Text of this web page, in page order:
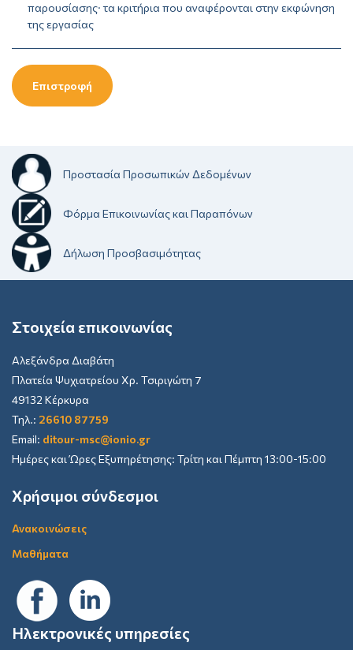
παρουσίασης· τα κριτήρια που αναφέρονται στην εκφώνηση
της εργασίας
Επιστροφή
Προστασία Προσωπικών Δεδομένων
Φόρμα Επικοινωνίας και Παραπόνων
Δήλωση Προσβασιμότητας
Στοιχεία επικοινωνίας
Αλεξάνδρα Διαβάτη
Πλατεία Ψυχιατρείου Χρ. Τσιριγώτη 7
49132 Κέρκυρα
Τηλ.: 26610 87759
Email: ditour-msc@ionio.gr
Ημέρες και Ώρες Εξυπηρέτησης: Τρίτη και Πέμπτη 13:00-15:00
Χρήσιμοι σύνδεσμοι
Ανακοινώσεις
Μαθήματα
Ηλεκτρονικές υπηρεσίες